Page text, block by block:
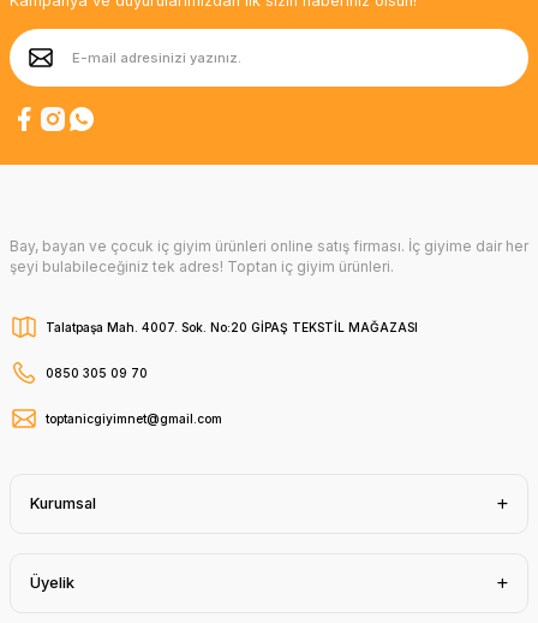
Bay, bayan ve çocuk iç giyim ürünleri online satış firması. İç giyime dair her
şeyi bulabileceğiniz tek adres! Toptan iç giyim ürünleri.
Talatpaşa Mah. 4007. Sok. No:20 GİPAŞ TEKSTİL MAĞAZASI
0850 305 09 70
toptanicgiyimnet@gmail.com
Kurumsal
Üyelik